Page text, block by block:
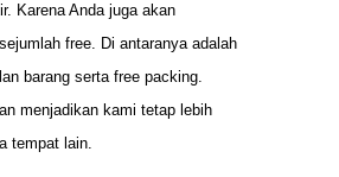
Karena Anda juga akan
free. Di antaranya adalah
barang serta free packing.
menjadikan kami tetap lebih
tempat lain.